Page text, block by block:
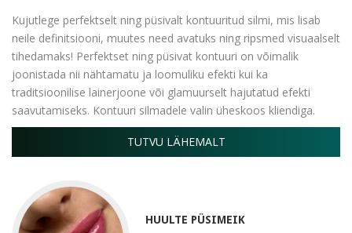
Kujutlege perfektselt ning püsivalt kontuuritud silmi, mis lisab
neile definitsiooni, muutes need avatuks ning ripsmed visuaalselt
tihedamaks! Perfektset ning püsivat kontuuri on võimalik
joonistada nii nähtamatu ja loomuliku efekti kui ka
traditsioonilise lainerjoone või glamuurselt hajutatud efekti
saavutamiseks. Kontuuri silmadele valin üheskoos kliendiga.
TUTVU LÄHEMALT
HUULTE PÜSIMEIK